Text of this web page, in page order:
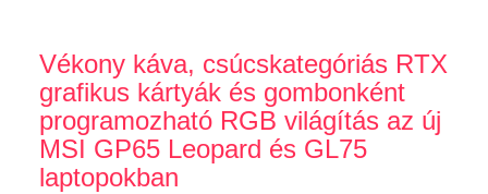
Vékony káva, csúcskategóriás RTX
grafikus kártyák és gombonként
programozható RGB világítás az új
MSI GP65 Leopard és GL75
laptopokban